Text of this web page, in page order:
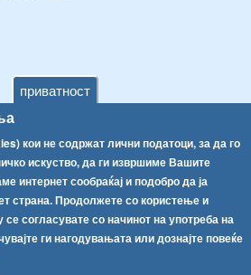
приватност
кои не содржат лични податоци, за да го
искуство, да ги извршиме Вашите
интернет сообраќај и подобро да ја
страна. Продолжете со користење и
согласувате со начинот на употреба на
ги нагодувањата или дознајте повеќе